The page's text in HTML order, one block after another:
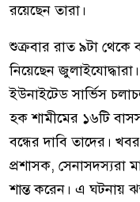
রয়েছেন তারা।
শুক্রবার রাত ৯টা থেকে
নিয়েছেন
ইউনাইটেড সার্ভিস
হক শামীমের ১৬টি
বন্ধের দাবি তাদের।
প্রশাসক, সেনাসদস্যরা
শান্ত করেন। এ ঘটনায়